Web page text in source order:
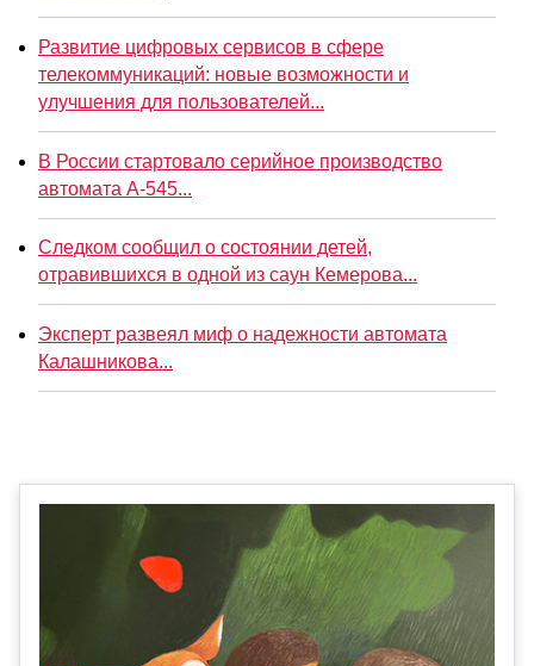
Развитие цифровых сервисов в сфере
телекоммуникаций: новые возможности и
улучшения для пользователей...
В России стартовало серийное производство
автомата А-545...
Следком сообщил о состоянии детей,
отравившихся в одной из саун Кемерова...
Эксперт развеял миф о надежности автомата
Калашникова...